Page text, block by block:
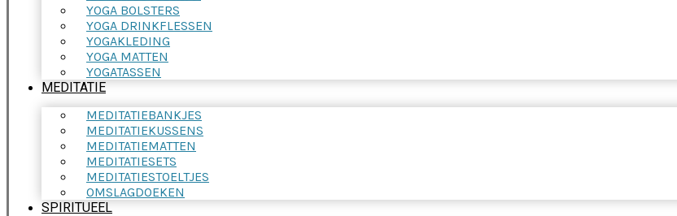
YOGA BOLSTERS
YOGA DRINKFLESSEN
YOGAKLEDING
YOGA MATTEN
YOGATASSEN
MEDITATIE
MEDITATIEBANKJES
MEDITATIEKUSSENS
MEDITATIEMATTEN
MEDITATIESETS
MEDITATIESTOELTJES
OMSLAGDOEKEN
SPIRITUEEL